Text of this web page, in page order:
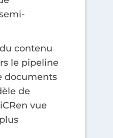
contenu
le pipeline
documents
de
vue